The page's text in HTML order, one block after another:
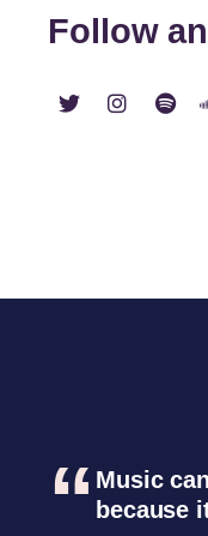
Follow
Music
because